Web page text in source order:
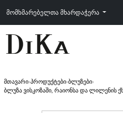
მომხმარებელთა მხარდაჭერა
მთავარი›პროდუქტები›ბლუზები›
ბლუზა ვისკოზაში, რაიონსა და ლილენის